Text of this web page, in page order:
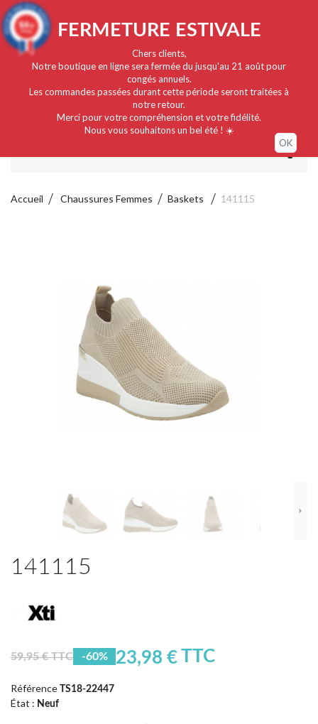
Français
FERMETURE ESTIVALE
Chers clients,
Notre boutique en ligne sera fermée du jusqu'au 21 août pour
congés annuels.
Les commandes passées durant cette période seront traitées à
notre retour.
Merci pour votre compréhension et votre fidélité.
Nous vous souhaitons un bel été ! ☀️
OK
Accueil Chaussures Femmes Baskets 141115
141115
59,95 € TTC -60% 23,98 €TTC
Référence TS18-22447
État : Neuf
9.4/10